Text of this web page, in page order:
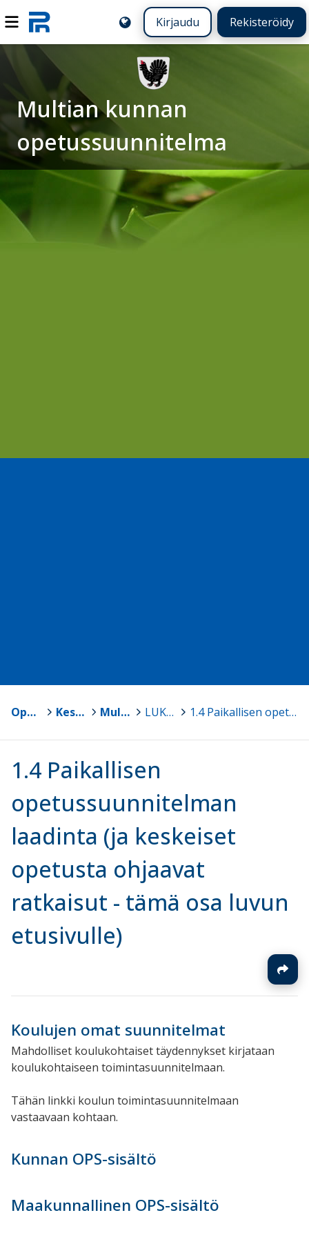
Kirjaudu Rekisteröidy
Multian kunnan
opetussuunnitelma
Opetussuunnitelmat Keski-Suomen kuntien opetussuunnitelmat > Multian kunnan opetussuunnitelma > LUKU 1 PAIKALLISEN OPETUSSUUNNITELMAN MERKITYS JA LAADINTA > 1.4 Paikallisen opetussuunnitelman laadinta (ja keskeiset opetusta ohjaavat ratkaisut - tämä osa luvun etusivulle)
1.4 Paikallisen
opetussuunnitelman
laadinta (ja keskeiset
opetusta ohjaavat
ratkaisut - tämä osa luvun
etusivulle)
Koulujen omat suunnitelmat
Mahdolliset koulukohtaiset täydennykset kirjataan
koulukohtaiseen toimintasuunnitelmaan.
Tähän linkki koulun toimintasuunnitelmaan
vastaavaan kohtaan.
Kunnan OPS-sisältö
Maakunnallinen OPS-sisältö